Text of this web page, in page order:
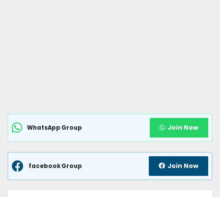
WhatsApp Group Join Now
facebook Group Join Now